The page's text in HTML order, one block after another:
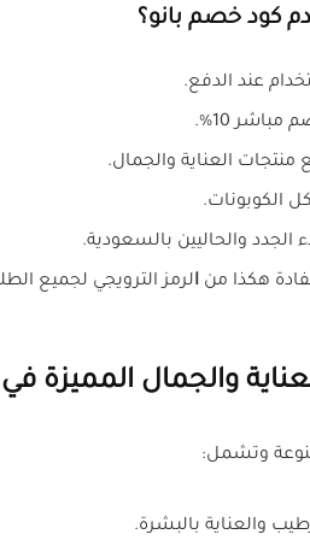
كود خصم بانو؟
عند الدفع.
10%.
العناية والجمال.
الكوبونات.
الجدد والحاليين بالسعودية.
هكذا من الرمز الترويجي لجميع
والجمال المميزة في
وتشمل:
والعناية بالبشرة.